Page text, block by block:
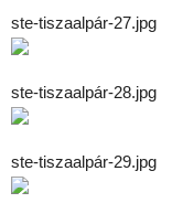
ste-tiszaalpár-27.jpg
ste-tiszaalpár-28.jpg
ste-tiszaalpár-29.jpg